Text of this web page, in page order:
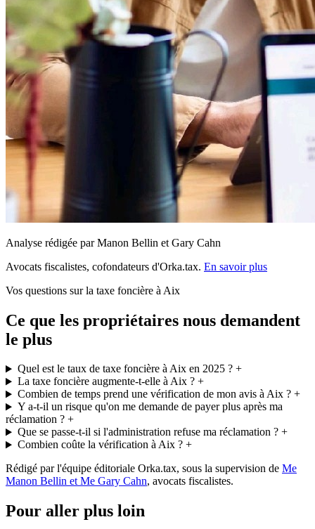
Analyse rédigée par Manon Bellin et Gary Cahn
Avocats fiscalistes, cofondateurs d'Orka.tax. En savoir plus
Vos questions sur la taxe foncière à Aix
Ce que les propriétaires nous demandent
le plus
Quel est le taux de taxe foncière à Aix en 2025 ?+
La taxe foncière augmente-t-elle à Aix ?+
Combien de temps prend une vérification de mon avis à Aix ?+
Y a-t-il un risque qu'on me demande de payer plus après ma
réclamation ? +
Que se passe-t-il si l'administration refuse ma réclamation ?+
Combien coûte la vérification à Aix ?+
Rédigé par l'équipe éditoriale Orka.tax, sous la supervision de Me
Manon Bellin et Me Gary Cahn, avocats fiscalistes.
Pour aller plus loin